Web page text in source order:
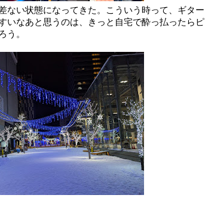
ない状態になってきた。こういう時って、ギター
いなあと思うのは、きっと自宅で酔っ払ったらピ
う。